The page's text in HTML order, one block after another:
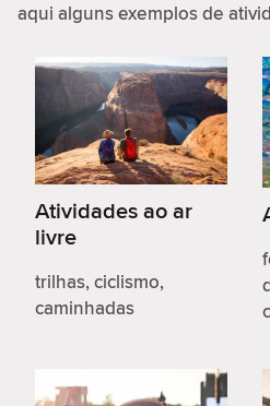
aqui alguns exemplos de
Atividades ao ar
livre
trilhas, ciclismo,
caminhadas